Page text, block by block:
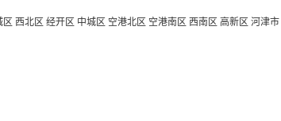
区 西北区 经开区 中城区 空港北区 空港南区 西南区 高新区 河津市